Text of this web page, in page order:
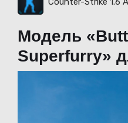
Модель
Superfurry»